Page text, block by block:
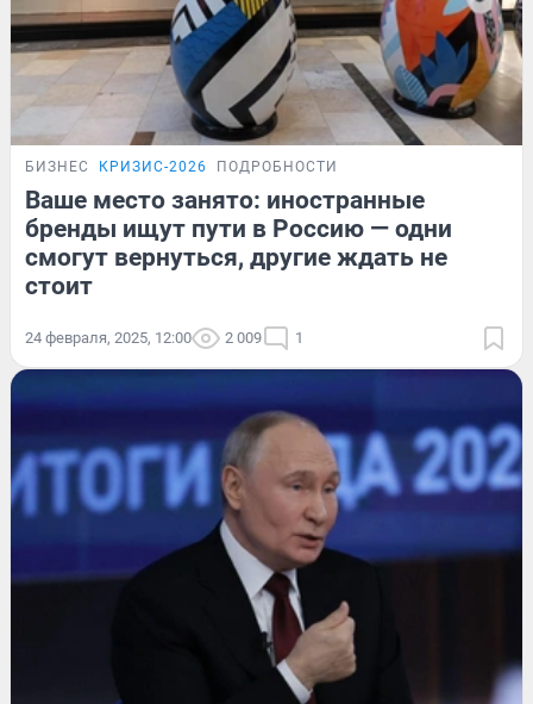
БИЗНЕС КРИЗИС-2026 ПОДРОБНОСТИ
Ваше место занято: иностранные
бренды ищут пути в Россию — одни
смогут вернуться, другие ждать не
стоит
24 февраля, 2025, 12:00 2 009 1